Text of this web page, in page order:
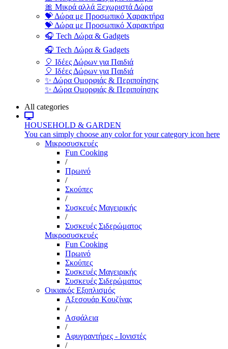
🎀 Μικρά αλλά Ξεχωριστά Δώρα
💝 Δώρα με Προσωπικό Χαρακτήρα
💝 Δώρα με Προσωπικό Χαρακτήρα
🎧 Tech Δώρα & Gadgets
🎧 Tech Δώρα & Gadgets
🎈 Ιδέες Δώρων για Παιδιά
🎈 Ιδέες Δώρων για Παιδιά
✨ Δώρα Ομορφιάς & Περιποίησης
✨ Δώρα Ομορφιάς & Περιποίησης
All categories
HOUSEHOLD & GARDEN
You can simply choose any color for your category icon here
Μικροσυσκευές
Fun Cooking
/
Πρωινό
/
Σκούπες
/
Συσκευές Μαγειρικής
/
Συσκευές Σιδερώματος
Μικροσυσκευές
Fun Cooking
Πρωινό
Σκούπες
Συσκευές Μαγειρικής
Συσκευές Σιδερώματος
Οικιακός Εξοπλισμός
Αξεσουάρ Κουζίνας
/
Ασφάλεια
/
Αφυγραντήρες - Ιονιστές
/